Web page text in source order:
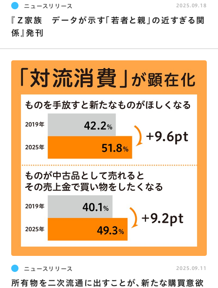
ニュースリリース
『Ｚ家族 データが示す「若者と親」の近すぎる関
係』発刊
2025.09.18
ニュースリリース
所有物を二次流通に出すことが､新たな購買意欲
2025.09.11